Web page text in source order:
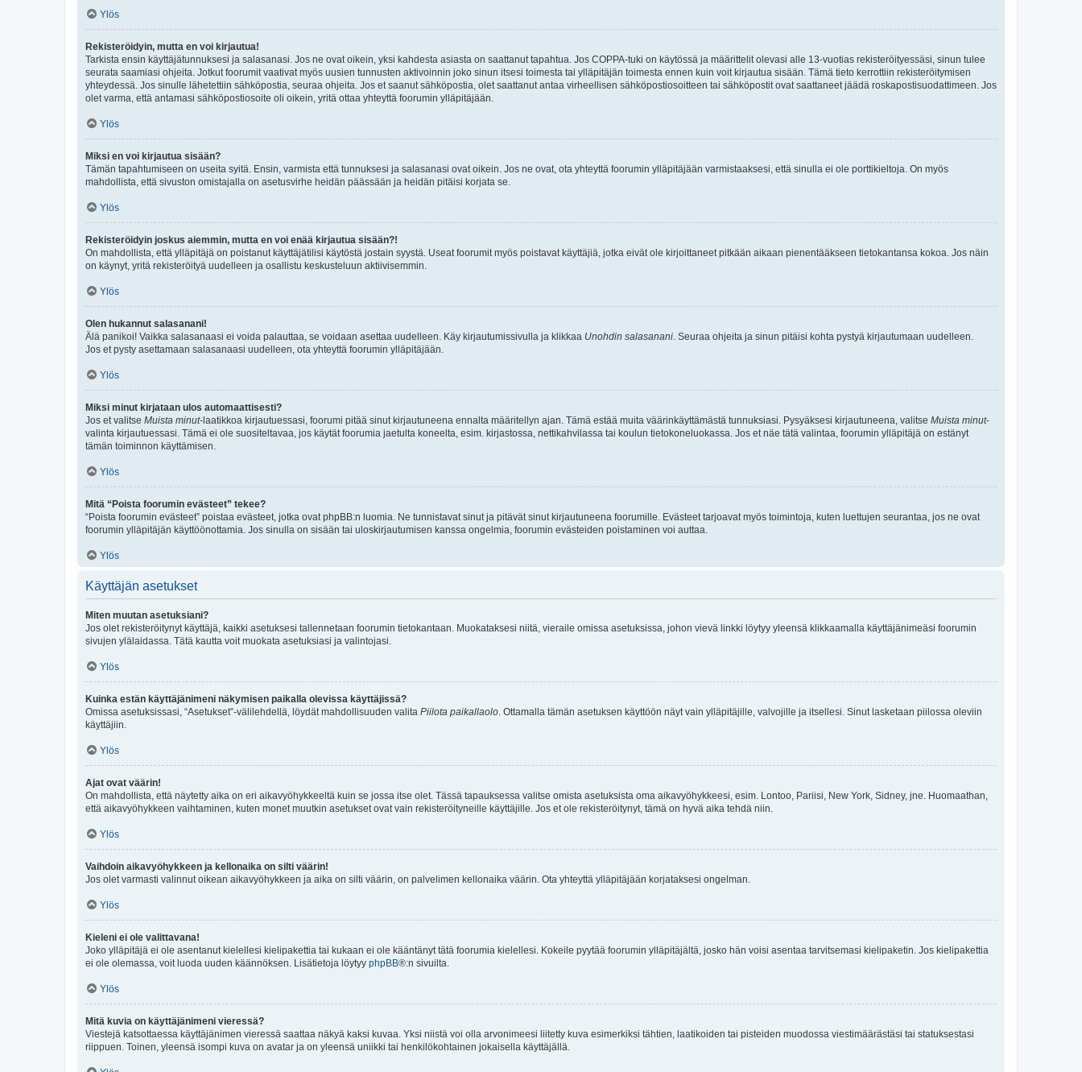
Ylös
Rekisteröidyin, mutta en voi kirjautua!
Tarkista ensin käyttäjätunnuksesi ja salasanasi. Jos ne ovat oikein, yksi kahdesta asiasta on saattanut tapahtua. Jos COPPA-tuki on käytössä ja määrittelit olevasi alle 13-vuotias rekisteröityessäsi, sinun tulee
seurata saamiasi ohjeita. Jotkut foorumit vaativat myös uusien tunnusten aktivoinnin joko sinun itsesi toimesta tai ylläpitäjän toimesta ennen kuin voit kirjautua sisään. Tämä tieto kerrottiin rekisteröitymisen
yhteydessä. Jos sinulle lähetettiin sähköpostia, seuraa ohjeita. Jos et saanut sähköpostia, olet saattanut antaa virheellisen sähköpostiosoitteen tai sähköpostit ovat saattaneet jäädä roskapostisuodattimeen. Jos
olet varma, että antamasi sähköpostiosoite oli oikein, yritä ottaa yhteyttä foorumin ylläpitäjään.
Ylös
Miksi en voi kirjautua sisään?
Tämän tapahtumiseen on useita syitä. Ensin, varmista että tunnuksesi ja salasanasi ovat oikein. Jos ne ovat, ota yhteyttä foorumin ylläpitäjään varmistaaksesi, että sinulla ei ole porttikieltoja. On myös
mahdollista, että sivuston omistajalla on asetusvirhe heidän päässään ja heidän pitäisi korjata se.
Ylös
Rekisteröidyin joskus aiemmin, mutta en voi enää kirjautua sisään?!
On mahdollista, että ylläpitäjä on poistanut käyttäjätilisi käytöstä jostain syystä. Useat foorumit myös poistavat käyttäjiä, jotka eivät ole kirjoittaneet pitkään aikaan pienentääkseen tietokantansa kokoa. Jos näin
on käynyt, yritä rekisteröityä uudelleen ja osallistu keskusteluun aktiivisemmin.
Ylös
Olen hukannut salasanani!
Älä panikoi! Vaikka salasanaasi ei voida palauttaa, se voidaan asettaa uudelleen. Käy kirjautumissivulla ja klikkaa Unohdin salasanani . Seuraa ohjeita ja sinun pitäisi kohta pystyä kirjautumaan uudelleen.
Jos et pysty asettamaan salasanaasi uudelleen, ota yhteyttä foorumin ylläpitäjään.
Ylös
Miksi minut kirjataan ulos automaattisesti?
Jos et valitse Muista minut-laatikkoa kirjautuessasi, foorumi pitää sinut kirjautuneena ennalta määritellyn ajan. Tämä estää muita väärinkäyttämästä tunnuksiasi. Pysyäksesi kirjautuneena, valitse Muista minut-
valinta kirjautuessasi. Tämä ei ole suositeltavaa, jos käytät foorumia jaetulta koneelta, esim. kirjastossa, nettikahvilassa tai koulun tietokoneluokassa. Jos et näe tätä valintaa, foorumin ylläpitäjä on estänyt
tämän toiminnon käyttämisen.
Ylös
Mitä “Poista foorumin evästeet” tekee?
“Poista foorumin evästeet” poistaa evästeet, jotka ovat phpBB:n luomia. Ne tunnistavat sinut ja pitävät sinut kirjautuneena foorumille. Evästeet tarjoavat myös toimintoja, kuten luettujen seurantaa, jos ne ovat
foorumin ylläpitäjän käyttöönottamia. Jos sinulla on sisään tai uloskirjautumisen kanssa ongelmia, foorumin evästeiden poistaminen voi auttaa.
Ylös
Käyttäjän asetukset
Miten muutan asetuksiani?
Jos olet rekisteröitynyt käyttäjä, kaikki asetuksesi tallennetaan foorumin tietokantaan. Muokataksesi niitä, vieraile omissa asetuksissa, johon vievä linkki löytyy yleensä klikkaamalla käyttäjänimeäsi foorumin
sivujen ylälaidassa. Tätä kautta voit muokata asetuksiasi ja valintojasi.
Ylös
Kuinka estän käyttäjänimeni näkymisen paikalla olevissa käyttäjissä?
Omissa asetuksissasi, “Asetukset”-välilehdellä, löydät mahdollisuuden valita Piilota paikallaolo . Ottamalla tämän asetuksen käyttöön näyt vain ylläpitäjille, valvojille ja itsellesi. Sinut lasketaan piilossa oleviin
käyttäjiin.
Ylös
Ajat ovat väärin!
On mahdollista, että näytetty aika on eri aikavyöhykkeeltä kuin se jossa itse olet. Tässä tapauksessa valitse omista asetuksista oma aikavyöhykkeesi, esim. Lontoo, Pariisi, New York, Sidney, jne. Huomaathan,
että aikavyöhykkeen vaihtaminen, kuten monet muutkin asetukset ovat vain rekisteröityneille käyttäjille. Jos et ole rekisteröitynyt, tämä on hyvä aika tehdä niin.
Ylös
Vaihdoin aikavyöhykkeen ja kellonaika on silti väärin!
Jos olet varmasti valinnut oikean aikavyöhykkeen ja aika on silti väärin, on palvelimen kellonaika väärin. Ota yhteyttä ylläpitäjään korjataksesi ongelman.
Ylös
Kieleni ei ole valittavana!
Joko ylläpitäjä ei ole asentanut kielellesi kielipakettia tai kukaan ei ole kääntänyt tätä foorumia kielellesi. Kokeile pyytää foorumin ylläpitäjältä, josko hän voisi asentaa tarvitsemasi kielipaketin. Jos kielipakettia
ei ole olemassa, voit luoda uuden käännöksen. Lisätietoja löytyy phpBB®:n sivuilta.
Ylös
Mitä kuvia on käyttäjänimeni vieressä?
Viestejä katsottaessa käyttäjänimen vieressä saattaa näkyä kaksi kuvaa. Yksi niistä voi olla arvonimeesi liitetty kuva esimerkiksi tähtien, laatikoiden tai pisteiden muodossa viestimäärästäsi tai statuksestasi
riippuen. Toinen, yleensä isompi kuva on avatar ja on yleensä uniikki tai henkilökohtainen jokaisella käyttäjällä.